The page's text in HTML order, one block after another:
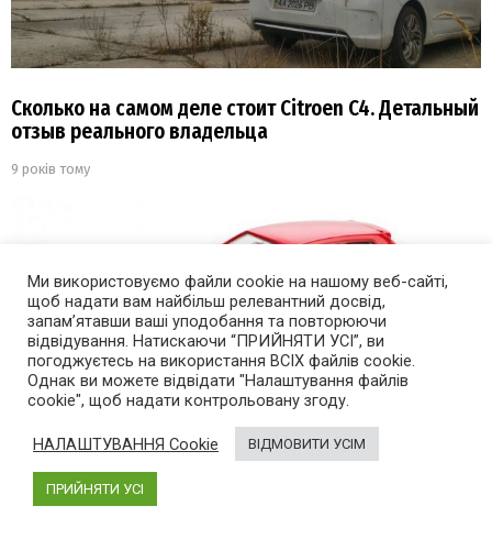
Сколько на самом деле стоит Citroen C4. Детальный
отзыв реального владельца
9 років тому
Ми використовуємо файли cookie на нашому веб-сайті,
щоб надати вам найбільш релевантний досвід,
запам’ятавши ваші уподобання та повторюючи
відвідування. Натискаючи “ПРИЙНЯТИ УСІ”, ви
погоджуєтесь на використання ВСІХ файлів cookie.
Однак ви можете відвідати "Налаштування файлів
cookie", щоб надати контрольовану згоду.
НАЛАШТУВАННЯ Cookie ВІДМОВИТИ УСІМ
ПРИЙНЯТИ УСІ